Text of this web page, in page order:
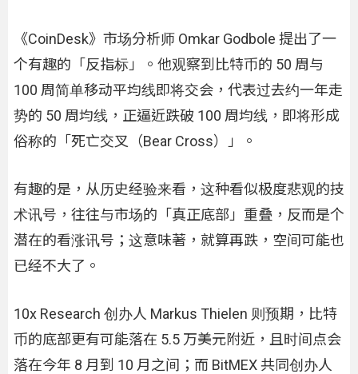
《CoinDesk》市场分析师 Omkar Godbole 提出了一
个有趣的「反指标」。他观察到比特币的 50 周与
100 周简单移动平均线即将交会，代表过去约一年走
势的 50 周均线，正逼近跌破 100 周均线，即将形成
俗称的「死亡交叉（Bear Cross）」。
有趣的是，从历史经验来看，这种看似极度悲观的技
术讯号，往往与市场的「真正底部」重叠，反而是个
潜在的看涨讯号；这意味著，就算再跌，空间可能也
已经不大了。
10x Research 创办人 Markus Thielen 则预期，比特
币的底部更有可能落在 5.5 万美元附近，且时间点会
落在今年 8 月到 10 月之间；而 BitMEX 共同创办人